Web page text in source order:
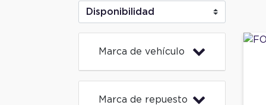
Marca de vehículo
Marca de repuesto